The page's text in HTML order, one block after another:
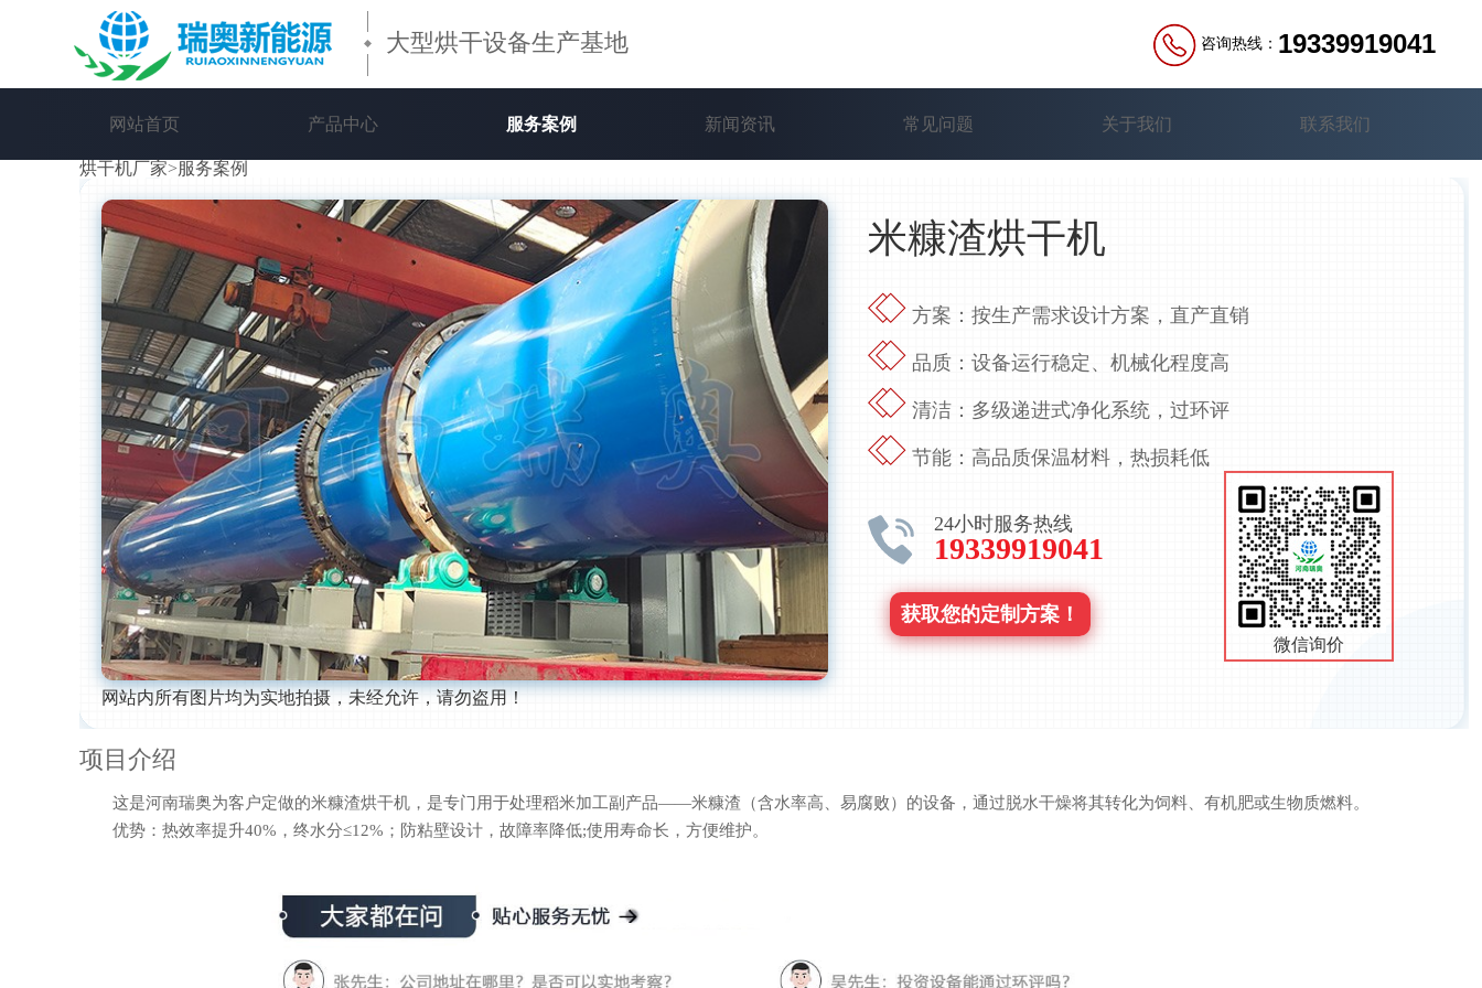
咨询热线： 19339919041
大型烘干设备生产基地
网站首页 产品中心 服务案例 新闻资讯 常见问题 关于我们 联系我们
烘干机厂家>服务案例
网站内所有图片均为实地拍摄，未经允许，请勿盗用！
米糠渣烘干机
方案：按生产需求设计方案，直产直销
品质：设备运行稳定、机械化程度高
清洁：多级递进式净化系统，过环评
节能：高品质保温材料，热损耗低
24小时服务热线
19339919041
获取您的定制方案！
微信询价
项目介绍
这是河南瑞奥为客户定做的米糠渣烘干机，是专门用于处理稻米加工副产品——米糠渣（含水率高、易腐败）的设备，通过脱水干燥将其转化为饲料、有机肥或生物质燃料。
优势：热效率提升40%，终水分≤12%；防粘壁设计，故障率降低;使用寿命长，方便维护。